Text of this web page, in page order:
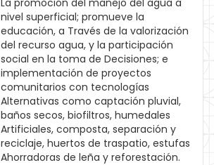
La promoción del manejo del agua a
nivel superficial; promueve la
educación, a Través de la valorización
del recurso agua, y la participación
social en la toma de Decisiones; e
implementación de proyectos
comunitarios con tecnologías
Alternativas como captación pluvial,
baños secos, biofiltros, humedales
Artificiales, composta, separación y
reciclaje, huertos de traspatio, estufas
Ahorradoras de leña y reforestación.